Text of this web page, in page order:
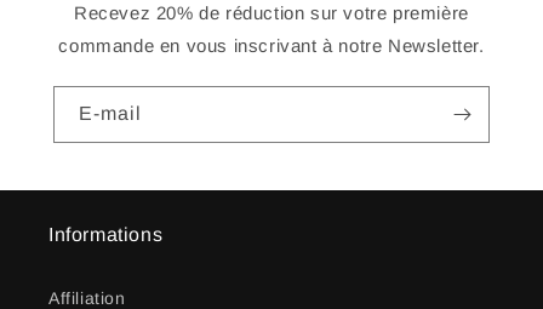
Recevez 20% de réduction sur votre première
commande en vous inscrivant à notre Newsletter.
E-mail
Informations
Affiliation